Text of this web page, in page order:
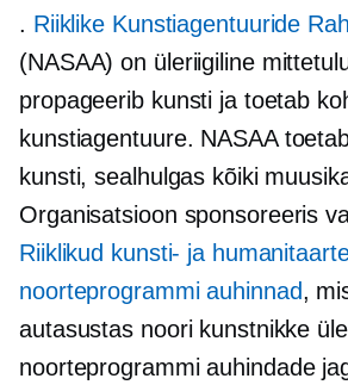
. Riiklike Kunstiagentuuride
(NASAA) on üleriigiline
propageerib kunsti ja toetab
kunstiagentuure. NASAA
kunsti, sealhulgas kõiki
Organisatsioon sponsoreeris
Riiklikud kunsti- ja
noorteprogrammi auhinnad,
autasustas noori kunstnikke
noorteprogrammi auhindade